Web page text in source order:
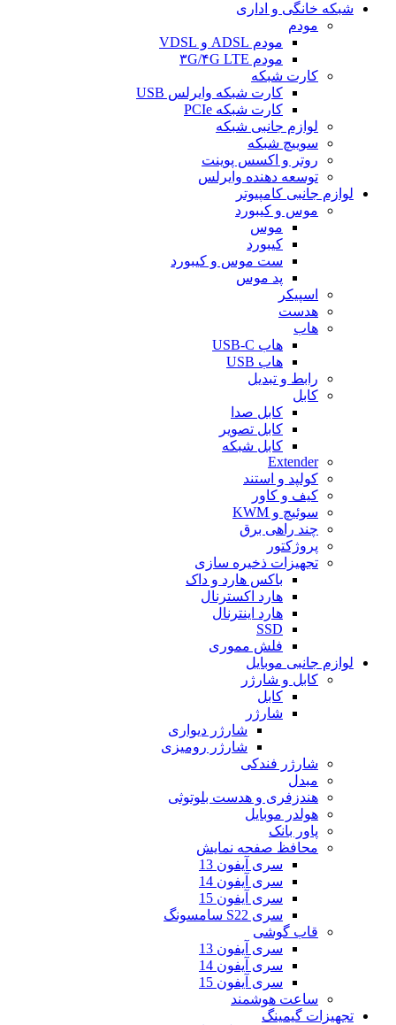
شبکه خانگی و اداری
مودم
مودم ADSL و VDSL
مودم ۳G/۴G LTE
کارت شبکه
کارت شبکه وایرلس USB
کارت شبکه PCIe
لوازم جانبی شبکه
سوییچ شبکه
روتر و اکسس پوینت
توسعه دهنده وایرلس
لوازم جانبی کامپیوتر
موس و کیبورد
موس
کیبورد
ست موس و کیبورد
پد موس
اسپیکر
هدست
هاب
هاب USB-C
هاب USB
رابط و تبدیل
کابل
کابل صدا
کابل تصویر
کابل شبکه
Extender
کولپد و استند
کیف و کاور
سوئیچ و KWM
چند راهی برق
پروژکتور
تجهیزات ذخیره سازی
باکس هارد و داک
هارد اکسترنال
هارد اینترنال
SSD
فلش مموری
لوازم جانبی موبایل
کابل و شارژر
کابل
شارژر
شارژر دیواری
شارژر رومیزی
شارژر فندکی
مبدل
هندزفری و هدست بلوتوثی
هولدر موبایل
پاور بانک
محافظ صفحه نمایش
سری آیفون 13
سری آیفون 14
سری آیفون 15
سری S22 سامسونگ
قاب گوشی
سری آیفون 13
سری آیفون 14
سری آیفون 15
ساعت هوشمند
تجهیزات گیمینگ